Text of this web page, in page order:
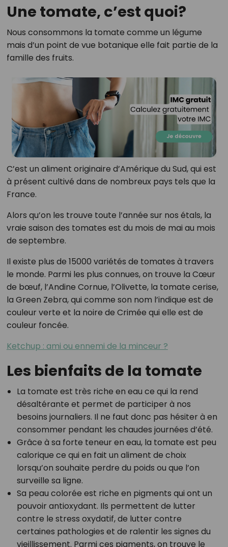
Une tomate, c’est quoi?
Nous consommons la tomate comme un légume
mais d’un point de vue botanique elle fait partie de la
famille des fruits.
C’est un aliment originaire d’Amérique du Sud, qui est
à présent cultivé dans de nombreux pays tels que la
France.
Alors qu’on les trouve toute l’année sur nos étals, la
vraie saison des tomates est du mois de mai au mois
de septembre.
Il existe plus de 15000 variétés de tomates à travers
le monde. Parmi les plus connues, on trouve la Cœur
de bœuf, l’Andine Cornue, l’Olivette, la tomate cerise,
la Green Zebra, qui comme son nom l’indique est de
couleur verte et la noire de Crimée qui elle est de
couleur foncée.
Ketchup : ami ou ennemi de la minceur ?
Les bienfaits de la tomate
La tomate est très riche en eau ce qui la rend
désaltérante et permet de participer à nos
besoins journaliers. Il ne faut donc pas hésiter à en
consommer pendant les chaudes journées d’été.
Grâce à sa forte teneur en eau, la tomate est peu
calorique ce qui en fait un aliment de choix
lorsqu’on souhaite perdre du poids ou que l’on
surveille sa ligne.
Sa peau colorée est riche en pigments qui ont un
pouvoir antioxydant. Ils permettent de lutter
contre le stress oxydatif, de lutter contre
certaines pathologies et de ralentir les signes du
vieillissement. Parmi ces pigments, on trouve le